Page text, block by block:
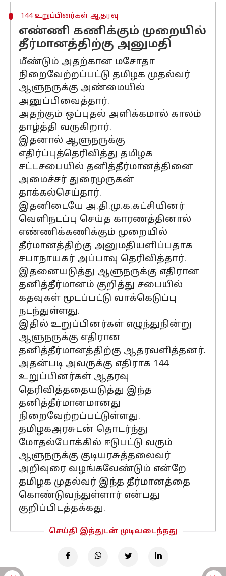
144 உறுப்பினர்கள் ஆதரவு
எண்ணி கணிக்கும் முறையில்
தீர்மானத்திற்கு அனுமதி
மீண்டும் அதற்கான மசோதா
நிறைவேற்றப்பட்டு தமிழக முதல்வர்
ஆளுநருக்கு அண்மையில்
அனுப்பிவைத்தார்.
அதற்கும் ஒப்புதல் அளிக்கமால் காலம்
தாழ்த்தி வருகிறார்.
இதனால் ஆளுநருக்கு
எதிர்ப்புத்தெரிவித்து தமிழக
சட்டசபையில் தனித்தீர்மானத்தினை
அமைச்சர் துரைமுருகன்
தாக்கல்செய்தார்.
இதனிடையே அ.தி.மு.க.கட்சியினர்
வெளிநடப்பு செய்த காரணத்தினால்
எண்ணிக்கணிக்கும் முறையில்
தீர்மானத்திற்கு அனுமதியளிப்பதாக
சபாநாயகர் அப்பாவு தெரிவித்தார்.
இதனையடுத்து ஆளுநருக்கு எதிரான
தனித்தீர்மானம் குறித்து சபையில்
கதவுகள் மூடப்பட்டு வாக்கெடுப்பு
நடந்துள்ளது.
இதில் உறுப்பினர்கள் எழுந்துநின்று
ஆளுநருக்கு எதிரான
தனித்தீர்மானத்திற்கு ஆதரவளித்தனர்.
அதன்படி அவருக்கு எதிராக 144
உறுப்பினர்கள் ஆதரவு
தெரிவித்ததையடுத்து இந்த
தனித்தீர்மானமானது
நிறைவேற்றப்பட்டுள்ளது.
தமிழகஅரசுடன் தொடர்ந்து
மோதல்போக்கில் ஈடுபட்டு வரும்
ஆளுநருக்கு குடியரசுத்தலைவர்
அறிவுரை வழங்கவேண்டும் என்றே
தமிழக முதல்வர் இந்த தீர்மானத்தை
கொண்டுவந்துள்ளார் என்பது
குறிப்பிடத்தக்கது.
செய்தி இத்துடன் முடிவடைந்தது